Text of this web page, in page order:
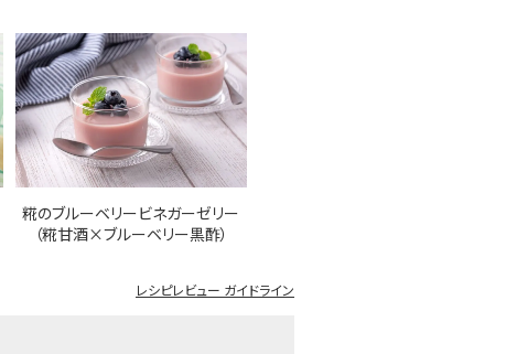
糀のブルーベリービネガーゼリー
（糀甘酒×ブルーベリー黒酢）
レシピレビュー ガイドライン